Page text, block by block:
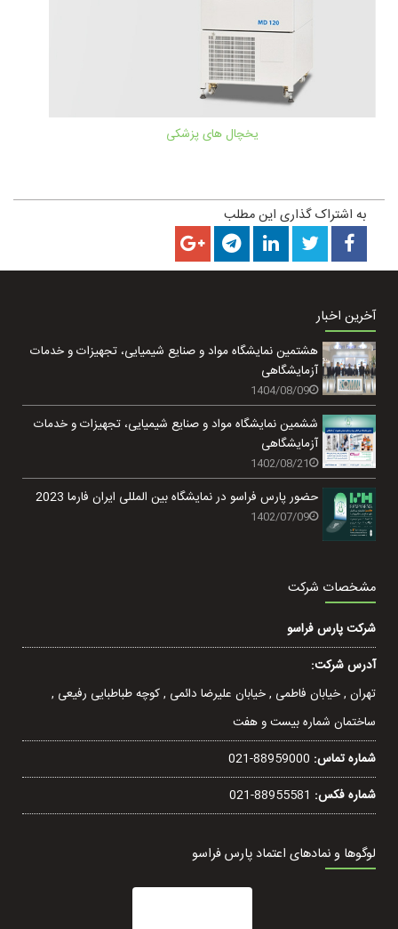
یخچال های پزشکی
به اشتراک گذاری این مطلب
آخرین اخبار
هشتمین نمایشگاه مواد و صنایع شیمیایی، تجهیزات و خدمات
آزمایشگاهی
1404/08/09
ششمین نمایشگاه مواد و صنایع شیمیایی، تجهیزات و خدمات
آزمایشگاهی
1402/08/21
حضور پارس فراسو در نمایشگاه بین المللی ایران فارما 2023
1402/07/09
مشخصات شرکت
شرکت پارس فراسو
آدرس شرکت:
تهران , خيابان فاطمی , خیابان عليرضا دائمی , کوچه طباطبایی رفيعی ,
ساختمان شماره بیست و هفت
شماره تماس: 021-88959000
شماره فکس: 021-88955581
لوگوها و نمادهای اعتماد پارس فراسو